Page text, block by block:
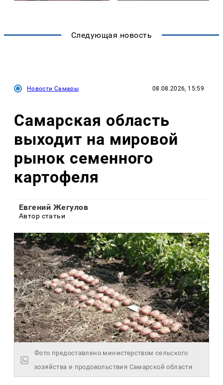
Следующая новость
Новости Самары 08.08.2026, 15:59
Самарская область
выходит на мировой
рынок семенного
картофеля
Евгений Жегулов
Автор статьи
Фото предоставлено министерством сельского
хозяйства и продовольствия Самарской области